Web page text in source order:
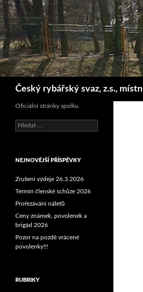
Český rybářský svaz, z.s.,
Hledat
Oficiální stránky spolku
Vyhledávání
NEJNOVĚJŠÍ PŘÍSPĚVKY
Zrušení výdeje 26.3.2026
Termín členské schůze 2026
Prořezávání náletů
Ceny známek, povolenek a
brigád 2026
Pozor na pozdě vrácené
povolenky!!!
RUBRIKY